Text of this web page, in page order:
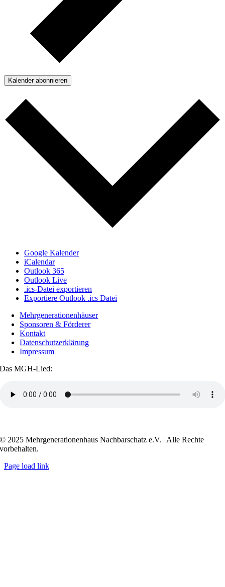
Kalender abonnieren
Google Kalender
iCalendar
Outlook 365
Outlook Live
.ics-Datei exportieren
Exportiere Outlook .ics Datei
Mehrgenerationenhäuser
Sponsoren & Förderer
Kontakt
Datenschutzerklärung
Impressum
Das MGH-Lied:
© 2025 Mehrgenerationenhaus Nachbarschatz e.V. | Alle Rechte
vorbehalten.
Page load link